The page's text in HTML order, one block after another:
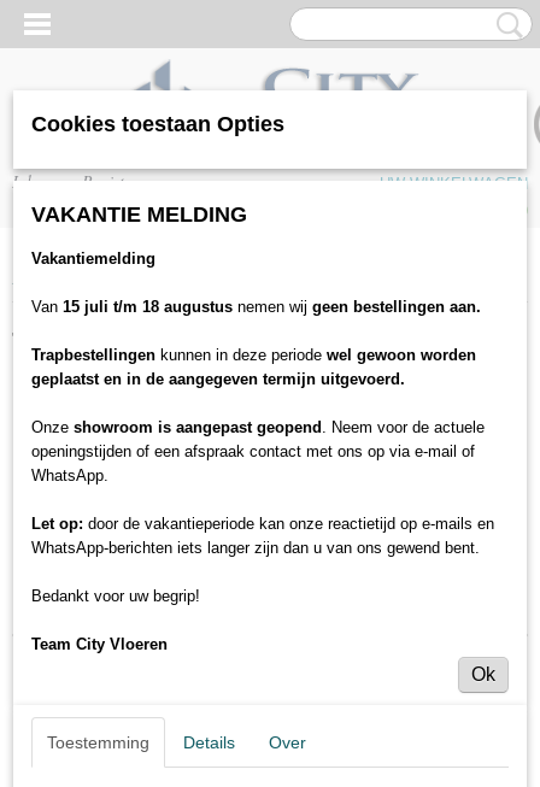
Inloggen Registreren
UW WINKELWAGEN
(0)
Home
Trap bekleding
CanDo
Mexform
Dubbeltreden
Stootbord
Uitlooptreden aluminium
Laminaat
Stair Solutions
Trenovo
17% korting
Cookies toestaan Opties
VAKANTIE MELDING
Vakantiemelding
Van 15 juli t/m 18 augustus nemen wij geen bestellingen aan.
Trapbestellingen kunnen in deze periode wel gewoon worden
geplaatst en in de aangegeven termijn uitgevoerd.
Onze showroom is aangepast geopend . Neem voor de actuele
openingstijden of een afspraak contact met ons op via e-mail of
WhatsApp.
Let op: door de vakantieperiode kan onze reactietijd op e-mails en
WhatsApp-berichten iets langer zijn dan u van ons gewend bent.
Bedankt voor uw begrip!
Team City Vloeren
Ok
Toestemming Details Over